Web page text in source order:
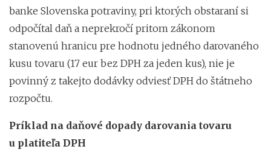
banke Slovenska potraviny, pri ktorých obstaraní si
odpočítal daň a neprekročí pritom zákonom
stanovenú hranicu pre hodnotu jedného darovaného
kusu tovaru (17 eur bez DPH za jeden kus), nie je
povinný z takejto dodávky odviesť DPH do štátneho
rozpočtu.
Príklad na daňové dopady darovania tovaru
u platiteľa DPH